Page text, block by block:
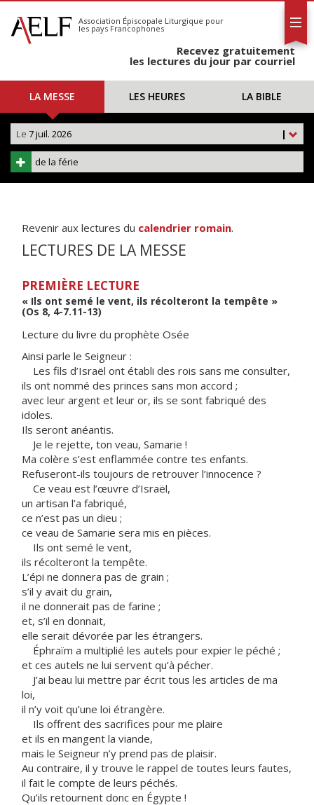
S'abonner
Calendrier
Association Épiscopale Liturgique pour
les pays Francophones
Recevez gratuitement
les lectures du jour par courriel
LA MESSE LES HEURES LA BIBLE
|
Le 7 juil. 2026
de la férie
Revenir aux lectures du calendrier romain.
LECTURES DE LA MESSE
PREMIÈRE LECTURE
« Ils ont semé le vent, ils récolteront la tempête »
(Os 8, 4-7.11-13)
Lecture du livre du prophète Osée
Ainsi parle le Seigneur :
Les fils d’Israël ont établi des rois sans me consulter,
ils ont nommé des princes sans mon accord ;
avec leur argent et leur or, ils se sont fabriqué des
idoles.
Ils seront anéantis.
Je le rejette, ton veau, Samarie !
Ma colère s’est enflammée contre tes enfants.
Refuseront-ils toujours de retrouver l’innocence ?
Ce veau est l’œuvre d’Israël,
un artisan l’a fabriqué,
ce n’est pas un dieu ;
ce veau de Samarie sera mis en pièces.
Ils ont semé le vent,
ils récolteront la tempête.
L’épi ne donnera pas de grain ;
s’il y avait du grain,
il ne donnerait pas de farine ;
et, s’il en donnait,
elle serait dévorée par les étrangers.
Éphraïm a multiplié les autels pour expier le péché ;
et ces autels ne lui servent qu’à pécher.
J’ai beau lui mettre par écrit tous les articles de ma
loi,
il n’y voit qu’une loi étrangère.
Ils offrent des sacrifices pour me plaire
et ils en mangent la viande,
mais le Seigneur n’y prend pas de plaisir.
Au contraire, il y trouve le rappel de toutes leurs fautes,
il fait le compte de leurs péchés.
Qu’ils retournent donc en Égypte !